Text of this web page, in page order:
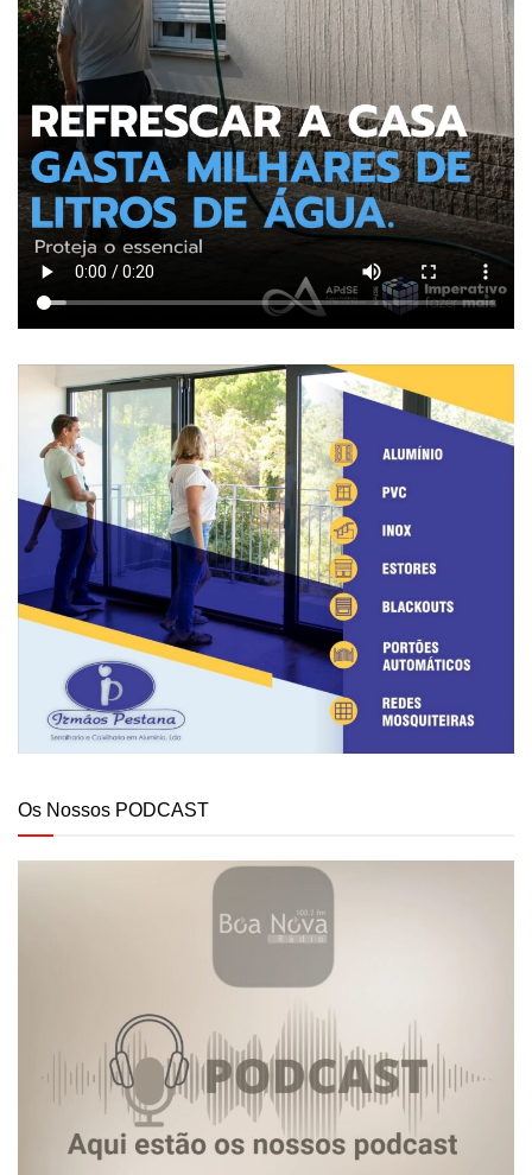
Os Nossos PODCAST